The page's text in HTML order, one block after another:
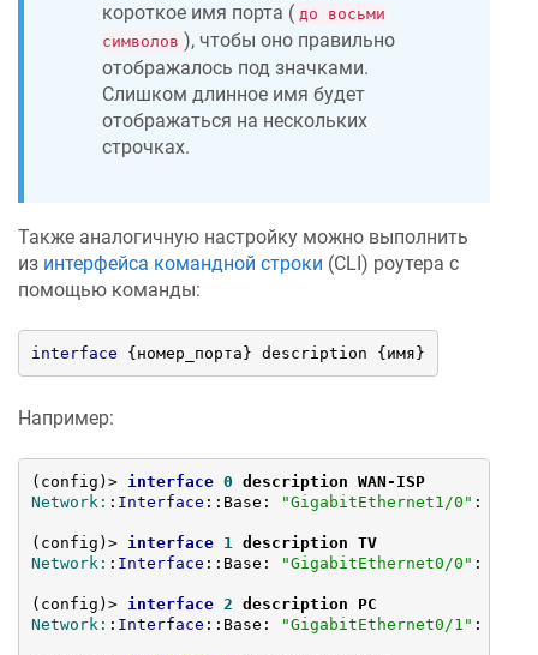
короткое имя порта ( до восьми
символов ), чтобы оно правильно
отображалось под значками.
Слишком длинное имя будет
отображаться на нескольких
строчках.
Также аналогичную настройку можно выполнить
из интерфейса командной строки (CLI) роутера с
помощью команды:
interface {номер_порта} description {имя}
Например:
(config)> interface 0 description WAN-ISP
Network: : Interface ::Base: "GigabitEthernet1/0" :
(config)> interface 1 description TV
Network: : Interface ::Base: "GigabitEthernet0/0" :
(config)> interface 2 description PC
Network: : Interface ::Base: "GigabitEthernet0/1" :